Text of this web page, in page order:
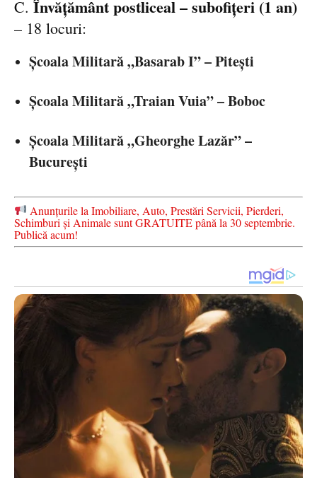
C. Învățământ postliceal – subofițeri (1 an)
– 18 locuri:
Școala Militară „Basarab I” – Pitești
Școala Militară „Traian Vuia” – Boboc
Școala Militară „Gheorghe Lazăr” –
București
Anunțurile la Imobiliare, Auto, Prestări Servicii, Pierderi,
Schimburi și Animale sunt GRATUITE până la 30 septembrie.
Publică acum!